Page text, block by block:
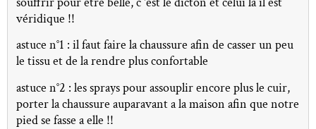
véridique !!
astuce n°1 : il faut faire la chaussure afin de casser un peu
le tissu et de la rendre plus confortable
astuce n°2 : les sprays pour assouplir encore plus le cuir,
porter la chaussure auparavant a la maison afin que notre
pied se fasse a elle !!